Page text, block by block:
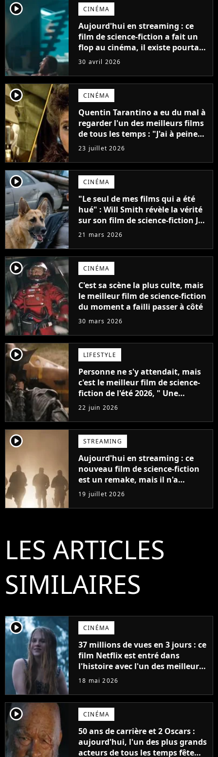
player2 CINÉMA
Aujourd'hui en streaming : ce
film de science-fiction a fait un
flop au cinéma, il existe pourtant
2 versions différentes
30 avril 2026
player2 CINÉMA
Quentin Tarantino a eu du mal à
regarder l'un des meilleurs films
de tous les temps : "J'ai à peine
réussi à aller jusqu'au générique
de fin"
23 juillet 2026
player2 CINÉMA
"Le seul de mes films qui a été
hué" : Will Smith révèle la vérité
sur son film de science-fiction Je
suis une légende
21 mars 2026
player2 CINÉMA
C'est sa scène la plus culte, mais
le meilleur film de science-fiction
du moment a failli passer à côté
30 mars 2026
player2 LIFESTYLE
Personne ne s'y attendait, mais
c'est le meilleur film de science-
fiction de l'été 2026, " Une
aventure spatiale étonnamment
sombre"
22 juin 2026
player2 STREAMING
Aujourd'hui en streaming : ce
nouveau film de science-fiction
est un remake, mais il n'a
pourtant rien à voir avec la
version de 1987
19 juillet 2026
LES ARTICLES
SIMILAIRES
player2 CINÉMA
37 millions de vues en 3 jours : ce
film Netflix est entré dans
l'histoire avec l'un des meilleurs
lancements de tous les temps
18 mai 2026
player2 CINÉMA
50 ans de carrière et 2 Oscars :
aujourd'hui, l'un des plus grands
acteurs de tous les temps fête